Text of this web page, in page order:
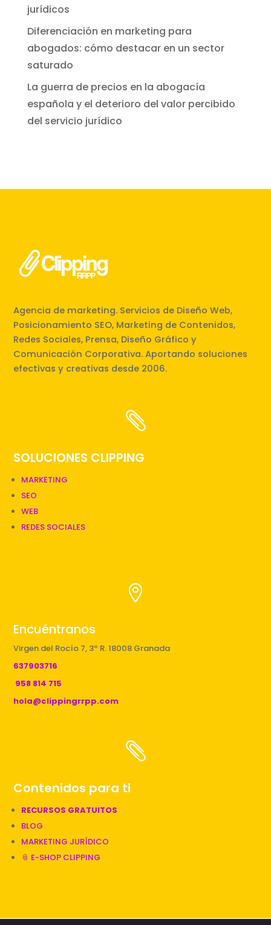
jurídicos
Diferenciación en marketing para
abogados: cómo destacar en un sector
saturado
La guerra de precios en la abogacía
española y el deterioro del valor percibido
del servicio jurídico
Agencia de marketing. Servicios de Diseño Web,
Posicionamiento SEO, Marketing de Contenidos,
Redes Sociales, Prensa, Diseño Gráfico y
Comunicación Corporativa. Aportando soluciones
efectivas y creativas desde 2006.

SOLUCIONES CLIPPING
MARKETING
SEO
WEB
REDES SOCIALES

Encuéntranos
Virgen del Rocío 7, 3º R. 18008 Granada
637903716
958 814 715
hola@clippingrrpp.com

Contenidos para ti
RECURSOS GRATUITOS
BLOG
MARKETING JURÍDICO
📎 E-SHOP CLIPPING